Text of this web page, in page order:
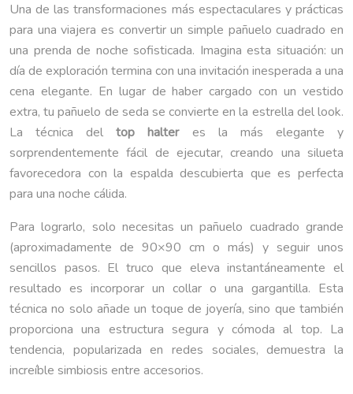
Una de las transformaciones más espectaculares y prácticas
para una viajera es convertir un simple pañuelo cuadrado en
una prenda de noche sofisticada. Imagina esta situación: un
día de exploración termina con una invitación inesperada a una
cena elegante. En lugar de haber cargado con un vestido
extra, tu pañuelo de seda se convierte en la estrella del look.
La técnica deltop halteres la más elegante y
sorprendentemente fácil de ejecutar, creando una silueta
favorecedora con la espalda descubierta que es perfecta
para una noche cálida.
Para lograrlo, solo necesitas un pañuelo cuadrado grande
(aproximadamente de 90×90 cm o más) y seguir unos
sencillos pasos. El truco que eleva instantáneamente el
resultado es incorporar un collar o una gargantilla. Esta
técnica no solo añade un toque de joyería, sino que también
proporciona una estructura segura y cómoda al top. La
tendencia, popularizada en redes sociales, demuestra la
increíble simbiosis entre accesorios.